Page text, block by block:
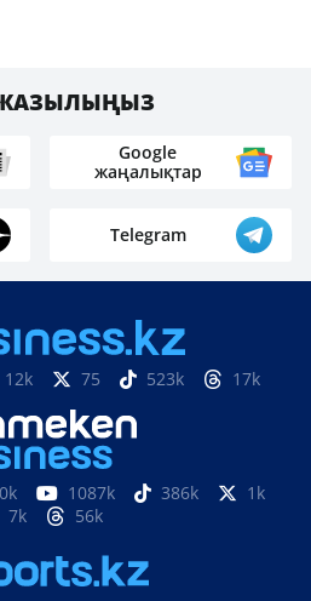
ЖАЗЫЛЫҢЫЗ
Google
жаңалықтар
Telegram
12k 75 523k 17k
1087k 386k
1k
7k
56k